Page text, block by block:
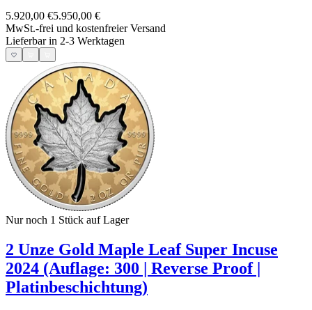
5.920,00 €5.950,00 €
MwSt.-frei und kostenfreier Versand
Lieferbar in 2-3 Werktagen
Nur noch 1 Stück auf Lager
2 Unze Gold Maple Leaf Super Incuse
2024 (Auflage: 300 | Reverse Proof |
Platinbeschichtung)